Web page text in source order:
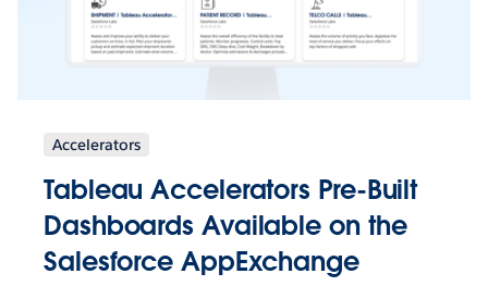
Accelerators
Tableau Accelerators Pre-Built
Dashboards Available on the
Salesforce AppExchange